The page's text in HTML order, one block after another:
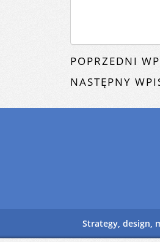
POPRZEDNI
NASTĘPNY
Strategy, design,